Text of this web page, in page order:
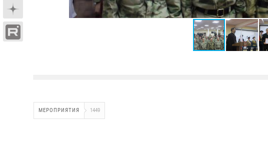
МЕРОПРИЯТИЯ 1449